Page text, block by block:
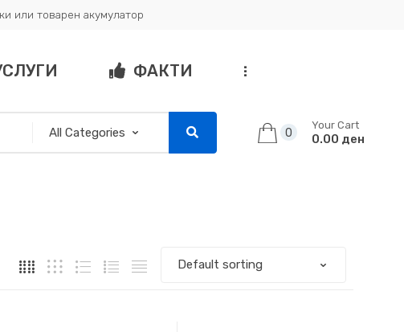
или товарен акумулатор
ФАКТИ ...
0
Your Cart
0.00 ден